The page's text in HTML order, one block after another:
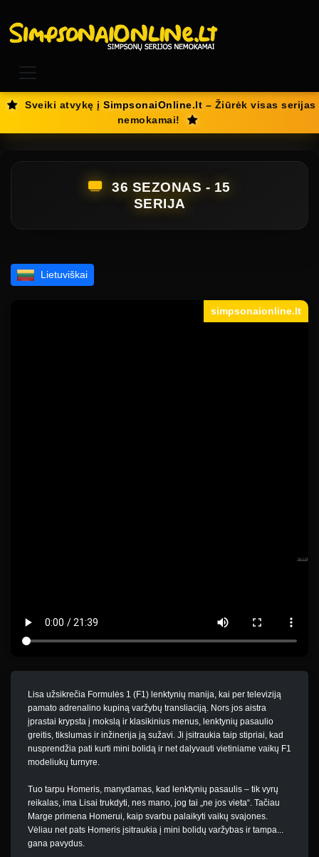
Sveiki atvykę įSimpsonaiOnline.lt – Žiūrėk visas serijas
nemokamai!
36 SEZONAS - 15
SERIJA
Lietuviškai
simpsonaionline.lt
Lisa užsikrečia Formulės 1 (F1) lenktynių manija, kai per televiziją
pamato adrenalino kupiną varžybų transliaciją. Nors jos aistra
įprastai krypsta į mokslą ir klasikinius menus, lenktynių pasaulio
greitis, tikslumas ir inžinerija ją sužavi. Ji įsitraukia taip stipriai, kad
nusprendžia pati kurti mini bolidą ir net dalyvauti vietiniame vaikų F1
modeliukų turnyre.
Tuo tarpu Homeris, manydamas, kad lenktynių pasaulis – tik vyrų
reikalas, ima Lisai trukdyti, nes mano, jog tai „ne jos vieta“. Tačiau
Marge primena Homerui, kaip svarbu palaikyti vaikų svajones.
Vėliau net pats Homeris įsitraukia į mini bolidų varžybas ir tampa...
gana pavydus.